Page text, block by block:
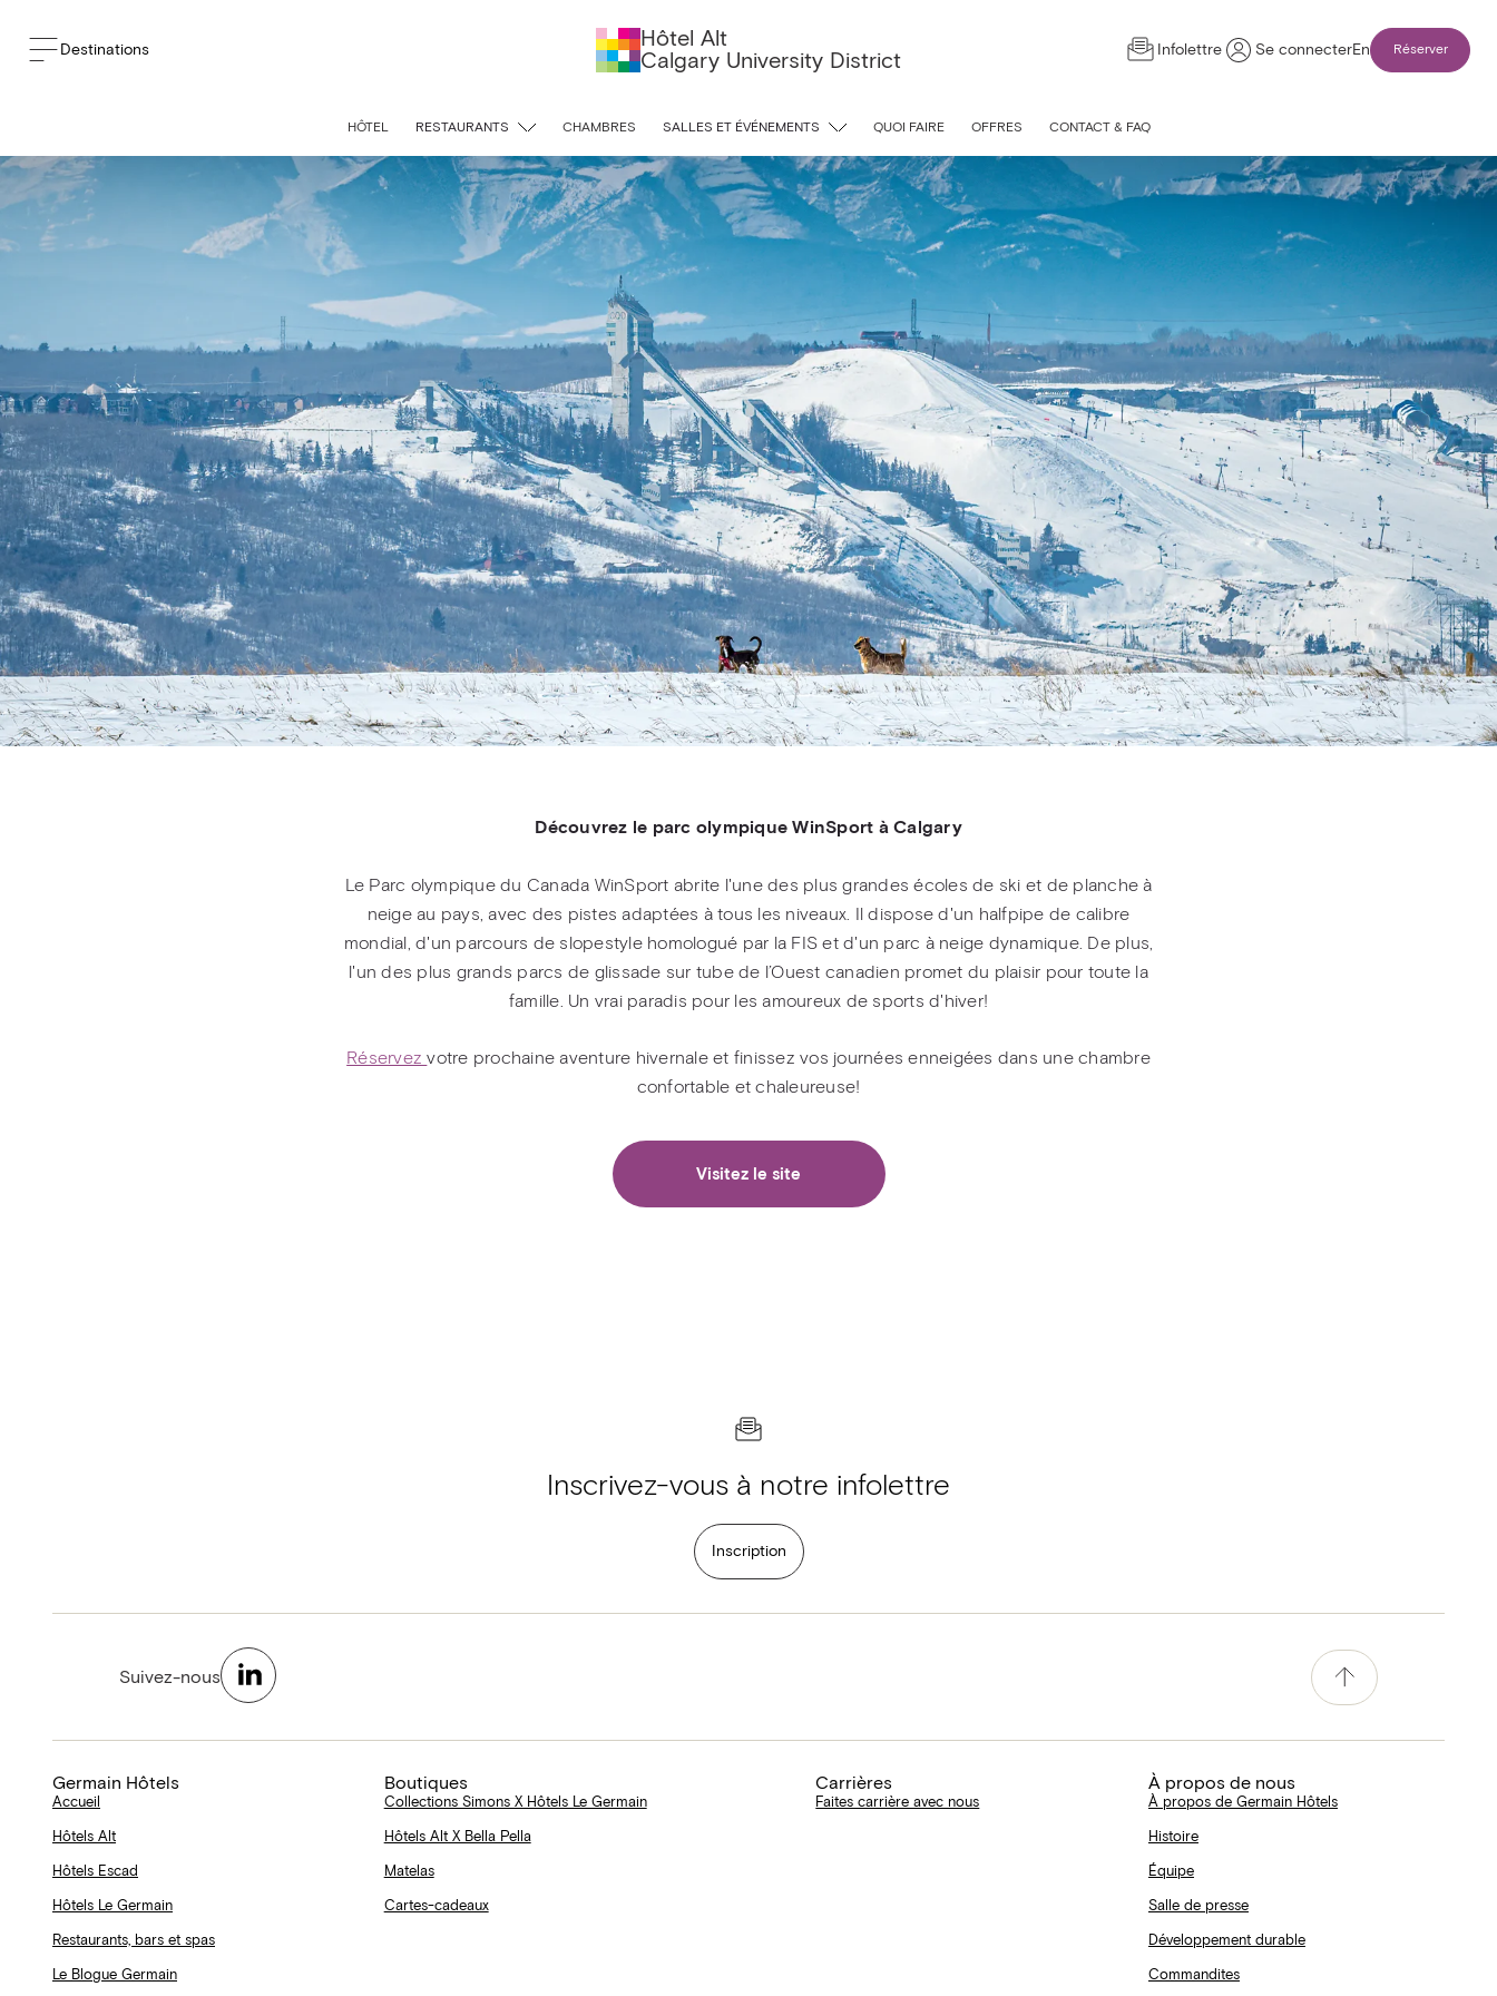
Destinations
Hôtel Alt
Calgary University District
Infolettre Se connecterEn Réserver
HÔTEL RESTAURANTS CHAMBRES SALLES ET ÉVÉNEMENTS QUOI FAIRE OFFRES CONTACT & FAQ
Découvrez le parc olympique WinSport à Calgary
Le Parc olympique du Canada WinSport abrite l'une des plus grandes écoles de ski et de planche à
neige au pays, avec des pistes adaptées à tous les niveaux. Il dispose d'un halfpipe de calibre
mondial, d'un parcours de slopestyle homologué par la FIS et d'un parc à neige dynamique. De plus,
l'un des plus grands parcs de glissade sur tube de l’Ouest canadien promet du plaisir pour toute la
famille. Un vrai paradis pour les amoureux de sports d'hiver!
Réservezvotre prochaine aventure hivernale et finissez vos journées enneigées dans une chambre
confortable et chaleureuse!
Visitez le site
Inscrivez-vous à notre infolettre
Inscription
Suivez-nous
Germain Hôtels
Accueil
Hôtels Alt
Hôtels Escad
Hôtels Le Germain
Restaurants, bars et spas
Le Blogue Germain
Boutiques
Collections Simons X Hôtels Le Germain
Hôtels Alt X Bella Pella
Matelas
Cartes-cadeaux
Carrières
Faites carrière avec nous
À propos de nous
À propos de Germain Hôtels
Histoire
Équipe
Salle de presse
Développement durable
Commandites